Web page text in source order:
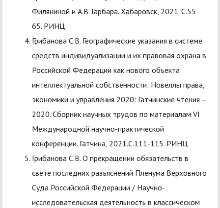
Филяниной и А.В. Гарбара. Хабаровск, 2021. С.55-
65. РИНЦ
Грибанова С.В. Географические указания в системе
средств индивидуализации и их правовая охрана в
Российской Федерации как нового объекта
интеллектуальной собственности: Новеллы права,
экономики и управления 2020: Гатчинские чтения –
2020. Сборник научных трудов по материалам VI
Международной научно-практической
конференции. Гатчина, 2021.С.111-115. РИНЦ
Грибанова С.В. О прекращении обязательств в
свете последних разъяснений Пленума Верховного
Суда Российской Федерации / Научно-
исследовательская деятельность в классическом